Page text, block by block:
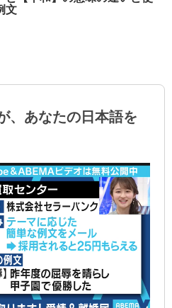
文
、あなたの日本語を